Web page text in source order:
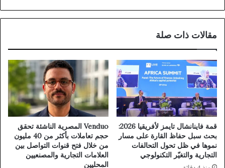
مقالات ذات صلة
قمة فاينانشال تايمز لأفريقيا 2026:
بحث سبل حفاظ القارة على مسار
نموها في ظل تحول التحالفات
التجارية والتغيّر التكنولوجي
Venduo المصرية الناشئة تحقق
حجم تعاملات بأكثر من 40 مليون
من خلال فتح قنوات التواصل بين
العلامات التجارية والمصنعيين
المحليين